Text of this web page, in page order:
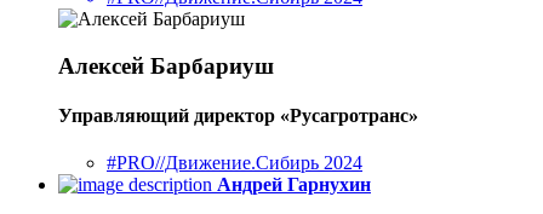
Алексей Барбариуш
Управляющий директор «Русагротранс»
#PRO//Движение.Сибирь 2024
Андрей Гарнухин